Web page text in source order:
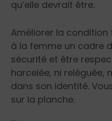
qu’elle devrait être.
Améliorer la condition
à la femme un cadre
sécurité et être
harcelée, ni reléguée,
dans son identité.
sur la planche.